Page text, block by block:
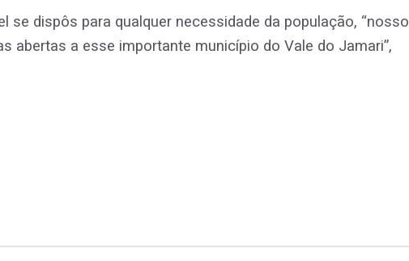
se dispôs para qualquer necessidade da população, “nosso
abertas a esse importante município do Vale do Jamari”,